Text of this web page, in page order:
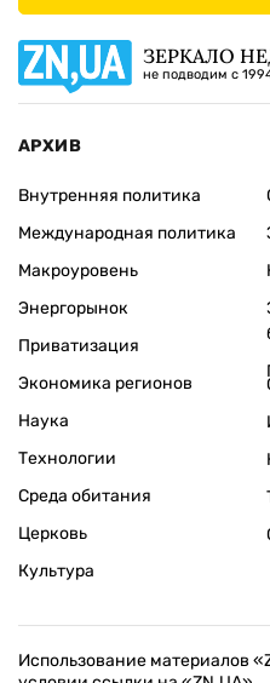
ЗЕРКАЛО
не подводим с
АРХИВ
Внутренняя политика
Международная политика
Макроуровень
Энергорынок
Приватизация
Экономика регионов
Наука
Технологии
Среда обитания
Церковь
Культура
Использование материалов